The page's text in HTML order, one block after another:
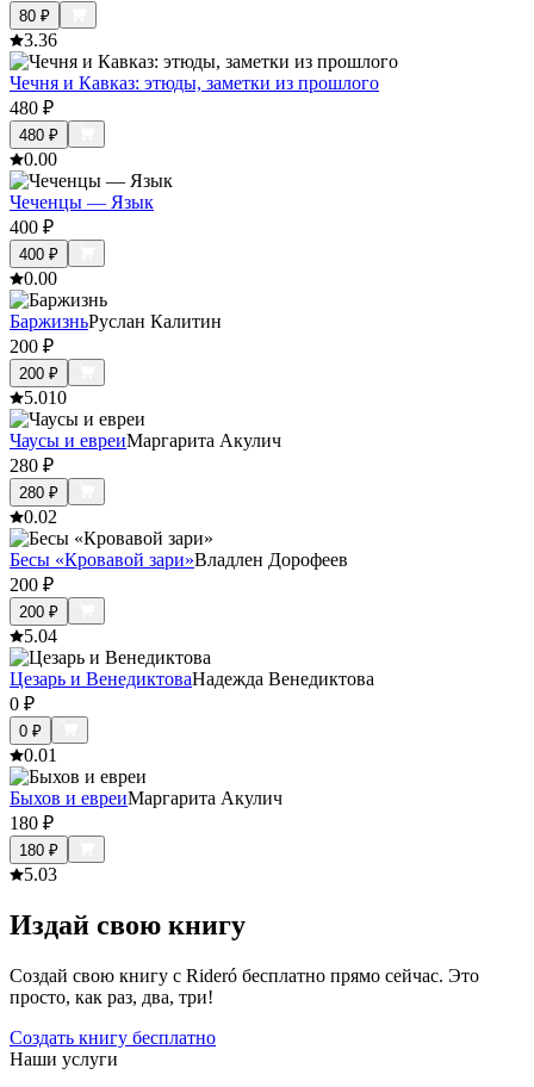
80 ₽
3.36
Чечня и Кавказ: этюды, заметки из прошлого
480 ₽
480 ₽
0.00
Чеченцы — Язык
400 ₽
400 ₽
0.00
БаржизньРуслан Калитин
200 ₽
200 ₽
5.010
Чаусы и евреиМаргарита Акулич
280 ₽
280 ₽
0.02
Бесы «Кровавой зари»Владлен Дорофеев
200 ₽
200 ₽
5.04
Цезарь и ВенедиктоваНадежда Венедиктова
0 ₽
0 ₽
0.01
Быхов и евреиМаргарита Акулич
180 ₽
180 ₽
5.03
Издай свою книгу
Создай свою книгу с Rideró бесплатно прямо сейчас. Это
просто, как раз, два, три!
Создать книгу бесплатно
Наши услуги